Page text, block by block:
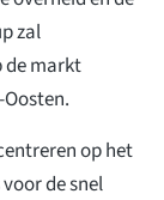
zal
de markt
op het
de snel